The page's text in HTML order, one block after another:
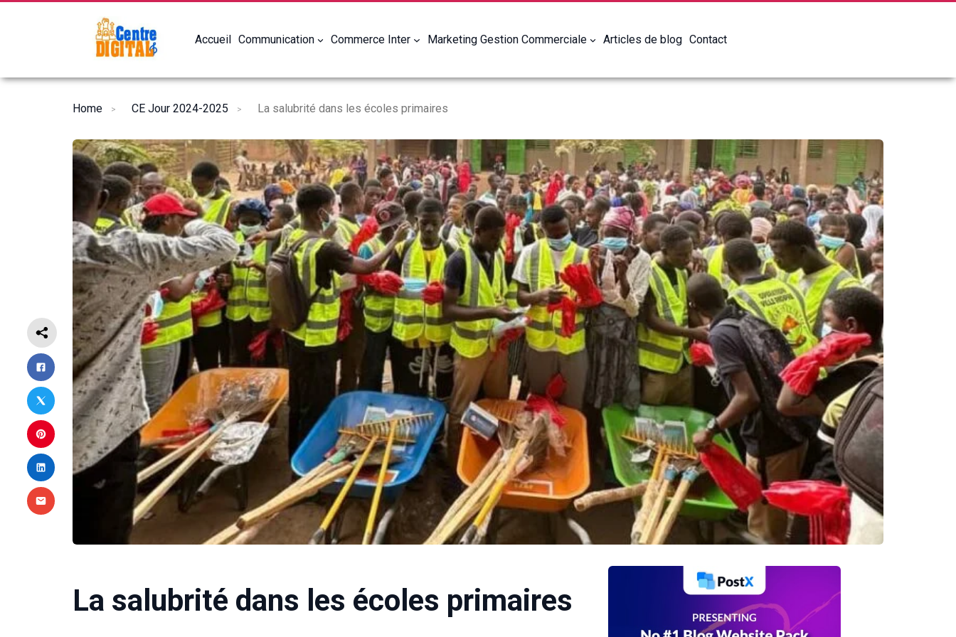
Accueil Communication Commerce Inter Marketing Gestion Commerciale Articles de blog Contact
Home CE Jour 2024-2025 La salubrité dans les écoles primaires
La salubrité dans les écoles primaires